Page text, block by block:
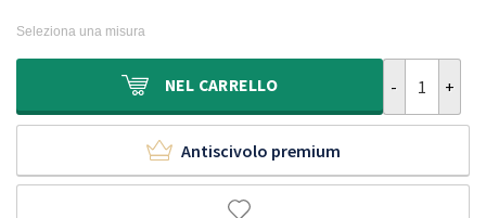
329,95€.
199,95€.
Seleziona una misura
NEL CARRELLO
Antiscivolo premium